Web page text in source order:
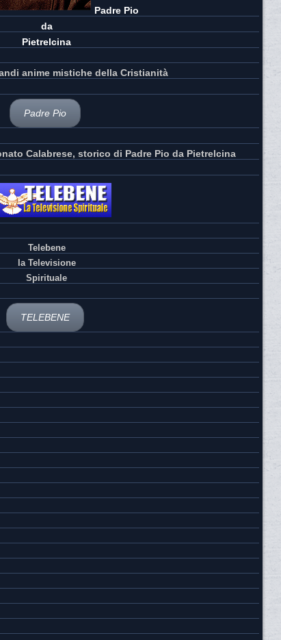
Padre Pio
da
Pietrelcina
anime mistiche della Cristianità
Padre Pio
Calabrese, storico di Padre Pio da Pietrelcina
Telebene
la Televisione
Spirituale
TELEBENE